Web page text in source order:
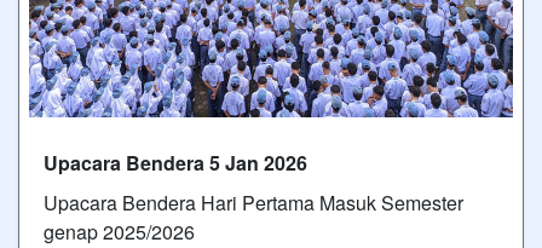
Upacara Bendera 5 Jan 2026
Upacara Bendera Hari Pertama Masuk Semester
genap 2025/2026